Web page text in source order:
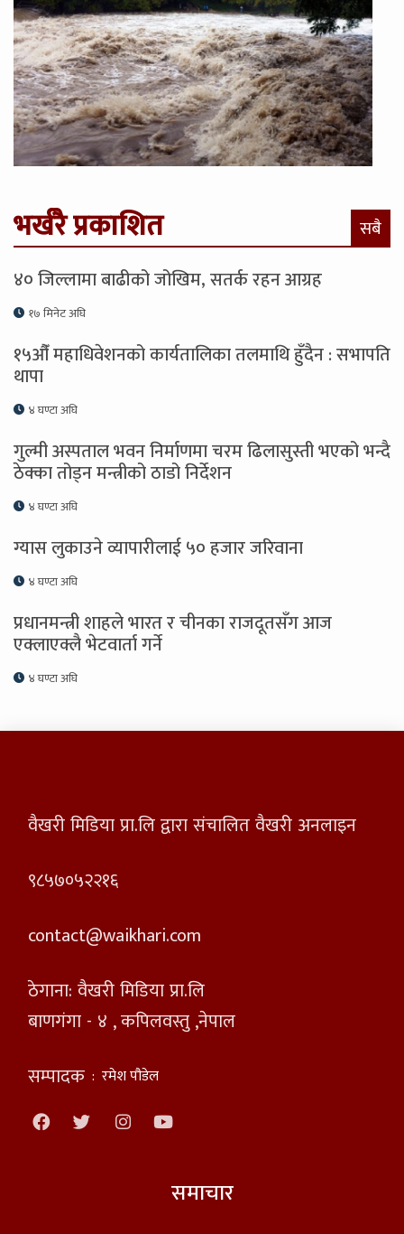
भर्खरै प्रकाशित सबै
४० जिल्लामा बाढीको जोखिम, सतर्क रहन आग्रह
१७ मिनेट अघि
१५औँ महाधिवेशनको कार्यतालिका तलमाथि हुँदैन : सभापति
थापा
४ घण्टा अघि
गुल्मी अस्पताल भवन निर्माणमा चरम ढिलासुस्ती भएको भन्दै
ठेक्का तोड्न मन्त्रीको ठाडो निर्देशन
४ घण्टा अघि
ग्यास लुकाउने व्यापारीलाई ५० हजार जरिवाना
४ घण्टा अघि
प्रधानमन्त्री शाहले भारत र चीनका राजदूतसँग आज
एक्लाएक्लै भेटवार्ता गर्ने
४ घण्टा अघि
वैखरी मिडिया प्रा.लि द्वारा संचालित वैखरी अनलाइन
९८५७०५२२१६
contact@waikhari.com
ठेगाना: वैखरी मिडिया प्रा.लि
बाणगंगा - ४ , कपिलवस्तु ,नेपाल
सम्पादक : रमेश पौडेल
समाचार